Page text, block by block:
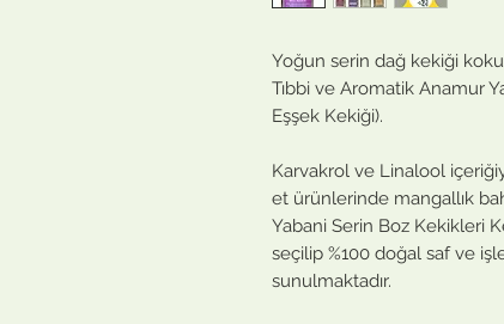
Yoğun serin dağ kekiği
Tıbbi ve Aromatik Anamur
Eşşek Kekiği).
Karvakrol ve Linalool
et ürünlerinde mangallık
Yabani Serin Boz Kekikleri
seçilip %100 doğal saf ve
sunulmaktadır.